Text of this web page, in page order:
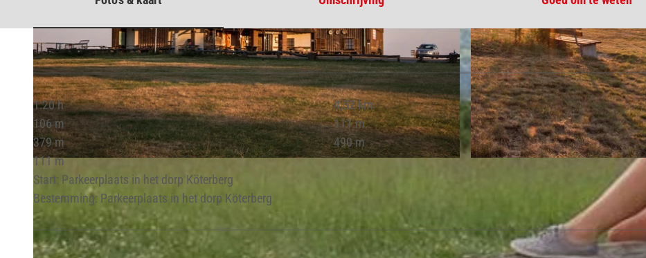
1:20 h
4,52 km
106 m
111 m
379 m
490 m
111 m
Start: Parkeerplaats in het dorp Köterberg
Bestemming: Parkeerplaats in het dorp Köterberg